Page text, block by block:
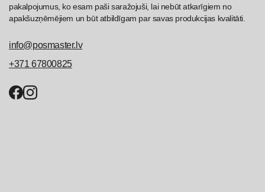
pakalpojumus, ko esam paši saražojuši, lai nebūt atkarīgiem no
apakšuzņēmējiem un būt atbildīgam par savas produkcijas kvalitāti.
info@posmaster.lv
+371 67800825